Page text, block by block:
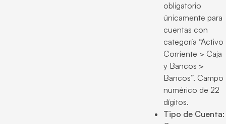
obligatorio
únicamente para
cuentas con
categoría “Activo
Corriente > Caja
y Bancos >
Bancos”. Campo
numérico de 22
dígitos.
Tipo de Cuenta: